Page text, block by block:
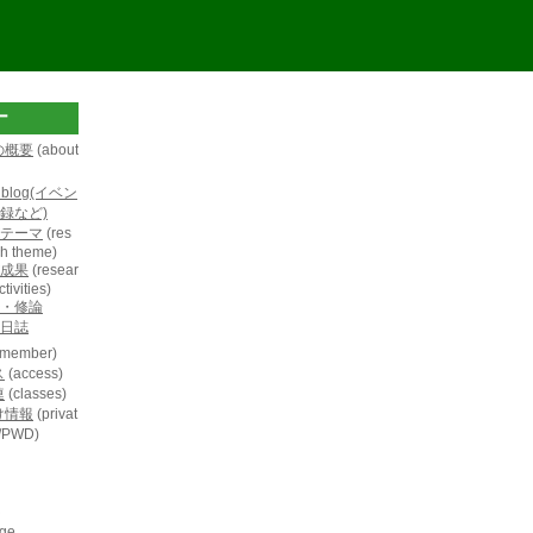
概要 (about
イベン
録など)
ーマ (res
theme)
果 (resear
修論
誌
(access)
(classes)
情報 (privat